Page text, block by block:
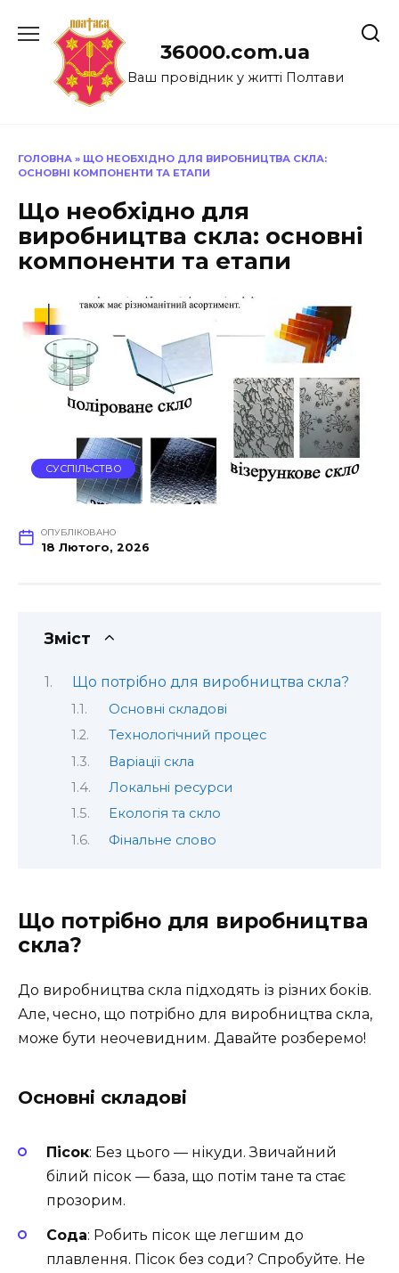
до
36000.com.ua
Ваш провідник у житті Полтави
ГОЛОВНА » ЩО НЕОБХІДНО ДЛЯ ВИРОБНИЦТВА СКЛА:
ОСНОВНІ КОМПОНЕНТИ ТА ЕТАПИ
Що необхідно для
виробництва скла: основні
компоненти та етапи
СУСПІЛЬСТВО
ОПУБЛІКОВАНО
18 Лютого, 2026
Зміст
Що потрібно для виробництва скла?
Основні складові
Технологічний процес
Варіації скла
Локальні ресурси
Екологія та скло
Фінальне слово
Що потрібно для виробництва
скла?
До виробництва скла підходять із різних боків.
Але, чесно, що потрібно для виробництва скла,
може бути неочевидним. Давайте розберемо!
Основні складові
Пісок: Без цього — нікуди. Звичайний
білий пісок — база, що потім тане та стає
прозорим.
Сода: Робить пісок ще легшим до
плавлення. Пісок без соди? Спробуйте. Не